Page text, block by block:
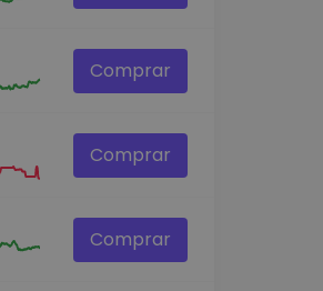
Comprar
Comprar
Comprar